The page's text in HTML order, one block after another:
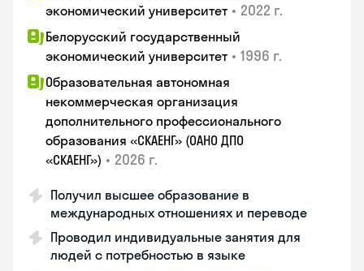
экономический университет • 2022 г.
Белорусский государственный
экономический университет • 1996 г.
Образовательная автономная
некоммерческая организация
дополнительного профессионального
образования «СКАЕНГ» (ОАНО ДПО
«СКАЕНГ») • 2026 г.
Получил высшее образование в
международных отношениях и переводе
Проводил индивидуальные занятия для
людей с потребностью в языке